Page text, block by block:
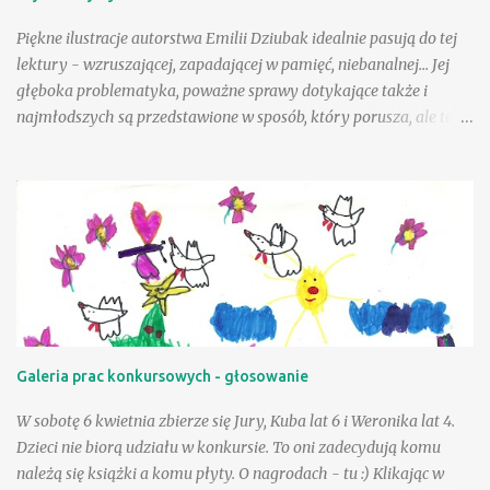
Co nadawano w brzozowym gaju? I kto jest głupi? … :) fragm.
Cuda i dziwy - Wielka księga...
Piękne ilustracje autorstwa Emilii Dziubak idealnie pasują do tej
lektury - wzruszającej, zapadającej w pamięć, niebanalnej... Jej
głęboka problematyka, poważne sprawy dotykające także i
najmłodszych są przedstawione w sposób, który porusza, ale też i
swojej biblioteczce. Andzia - bohaterka książki - była wyjątkowo
szczęśliwą dziewczynką, a wielka w tym zasługa taty, a choć był
jej tak bliski, to paradoksalnie teraz lepiej sobie poradzić w tej
trudnej sytuacji, gdy tak drogiej osoby zabrakło - przeciwnie niż
jej mama. Andzia zauważa, że mama czasem zachowuje się tak, "
jakby zapomniała, że już jest dorosła " - można to różnie
tłumaczyć - silniejszymi więzami, odmienną sytuacją życiową, na
pewno jednak niebagatelne znaczenie ma dla dziewczynki
szczególnej, bo "ptasiej postaci...
Galeria prac konkursowych - głosowanie
W sobotę 6 kwietnia zbierze się Jury, Kuba lat 6 i Weronika lat 4.
Dzieci nie biorą udziału w konkursie. To oni zadecydują komu
należą się książki a komu płyty. O nagrodach - tu :) Klikając w